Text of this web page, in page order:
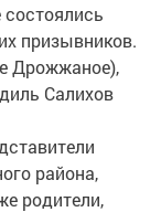
призывников.
Дрожжаное),
Салихов
района,
родители,